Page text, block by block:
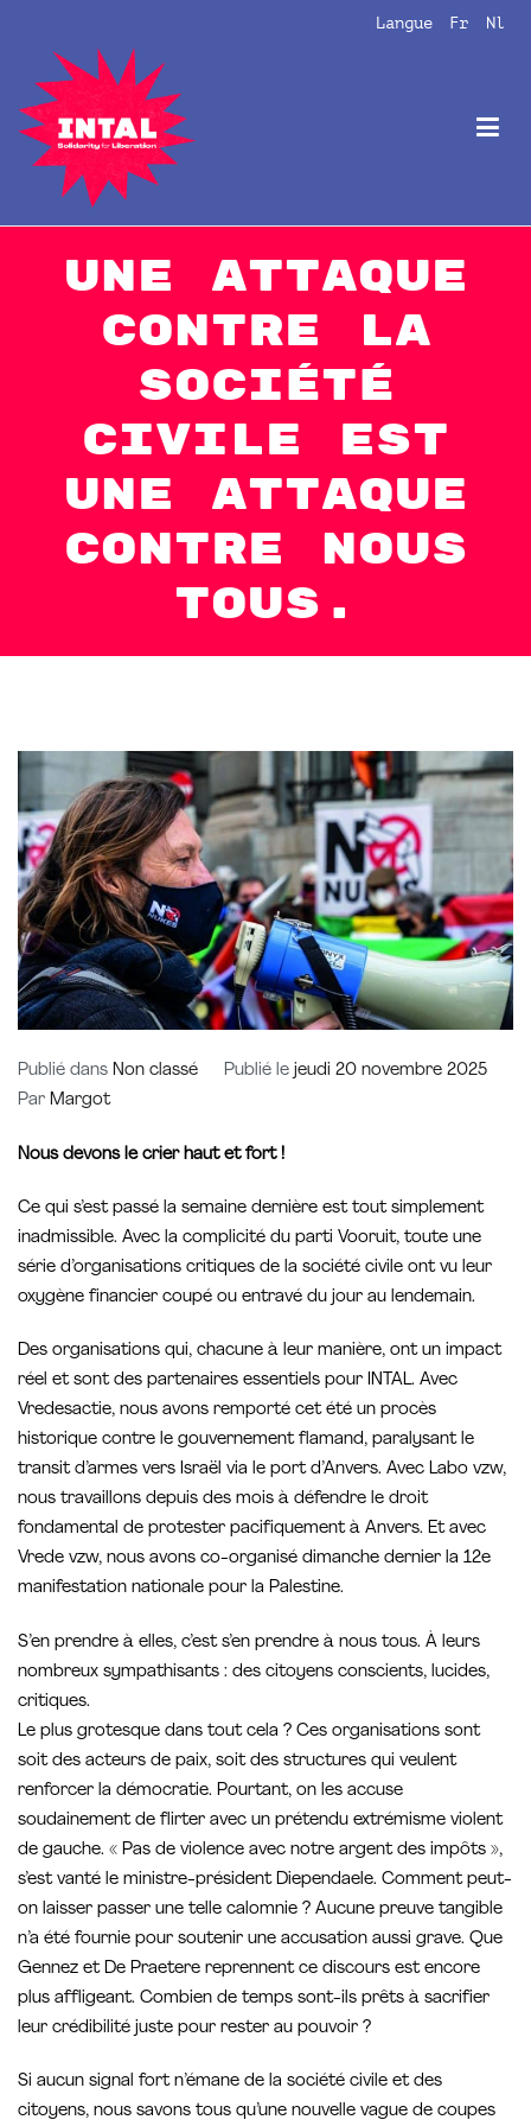
Langue Fr Nl
Intal
Globalize Solidarity!
Une attaque
contre la
société
civile est
une attaque
contre nous
tous.
Publié dans Non classé Publié le jeudi 20 novembre 2025
Par Margot
Nous devons le crier haut et fort !
Ce qui s’est passé la semaine dernière est tout simplement
inadmissible. Avec la complicité du parti Vooruit, toute une
série d’organisations critiques de la société civile ont vu leur
oxygène financier coupé ou entravé du jour au lendemain.
Des organisations qui, chacune à leur manière, ont un impact
réel et sont des partenaires essentiels pour INTAL. Avec
Vredesactie, nous avons remporté cet été un procès
historique contre le gouvernement flamand, paralysant le
transit d’armes vers Israël via le port d’Anvers. Avec Labo vzw,
nous travaillons depuis des mois à défendre le droit
fondamental de protester pacifiquement à Anvers. Et avec
Vrede vzw, nous avons co-organisé dimanche dernier la 12e
manifestation nationale pour la Palestine.
S’en prendre à elles, c’est s’en prendre à nous tous. À leurs
nombreux sympathisants : des citoyens conscients, lucides,
critiques.
Le plus grotesque dans tout cela ? Ces organisations sont
soit des acteurs de paix, soit des structures qui veulent
renforcer la démocratie. Pourtant, on les accuse
soudainement de flirter avec un prétendu extrémisme violent
de gauche. « Pas de violence avec notre argent des impôts »,
s’est vanté le ministre-président Diependaele. Comment peut-
on laisser passer une telle calomnie ? Aucune preuve tangible
n’a été fournie pour soutenir une accusation aussi grave. Que
Gennez et De Praetere reprennent ce discours est encore
plus affligeant. Combien de temps sont-ils prêts à sacrifier
leur crédibilité juste pour rester au pouvoir ?
Si aucun signal fort n’émane de la société civile et des
citoyens, nous savons tous qu’une nouvelle vague de coupes